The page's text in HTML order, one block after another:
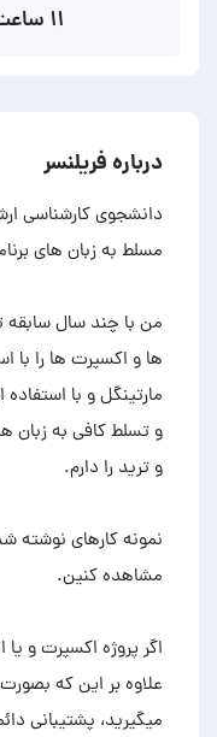
۱۱ ساعت و ۴۲ دقیقه پیش
درباره فریلنسر
من با چند سال سابقه
ها و اکسپرت ها را با
مارتینگل و با
نمونه کارهای نوشته
اگر پروژه اکسپرت و
علاوه بر این که
میگیرید، پشتیبانی